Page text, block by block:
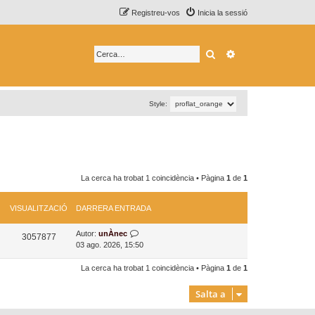
Inicia la sessió
Registreu-vos
Cerca
Style:
La cerca ha trobat 1 coincidència • Pàgina 1 de 1
VISUALITZACIÓ DARRERA ENTRADA
3057877V
a
D
a
e
Autor: unÀnec
03 ago. 2026, 15:50
La cerca ha trobat 1 coincidència • Pàgina 1 de 1
Salta a